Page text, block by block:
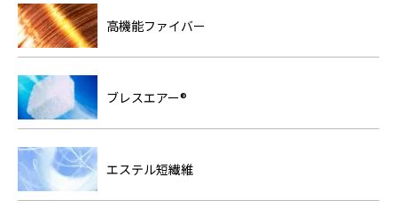
高機能ファイバー
ブレスエアー®
エステル短繊維